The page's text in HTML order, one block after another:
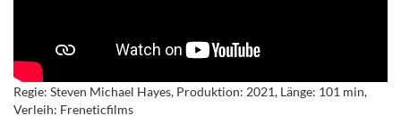
Regie: Steven Michael Hayes, Produktion: 2021, Länge: 101 min,
Verleih: Freneticfilms